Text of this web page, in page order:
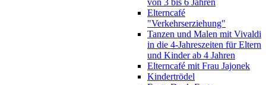
Elterncafé
"Verkehrserziehung"
Tanzen und Malen mit Vivaldi
in die 4-Jahreszeiten für Eltern
und Kinder ab 4 Jahren
Elterncafé mit Frau Jajonek
Kindertrödel